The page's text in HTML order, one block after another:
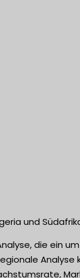
und
die ein
Analyse